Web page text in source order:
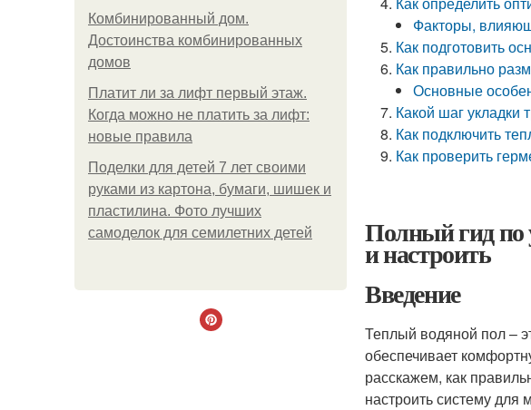
Комбинированный дом.
Достоинства комбинированных
домов
Платит ли за лифт первый этаж.
Когда можно не платить за лифт:
новые правила
Поделки для детей 7 лет своими
руками из картона, бумаги, шишек и
пластилина. Фото лучших
самоделок для семилетних детей
Факторы,
Как подготовить
Как правильно
Основные
Какой шаг укладки
Как подключить
Как проверить
Полный гид по
и настроить
Введение
Теплый водяной пол –
обеспечивает
расскажем, как
настроить систему